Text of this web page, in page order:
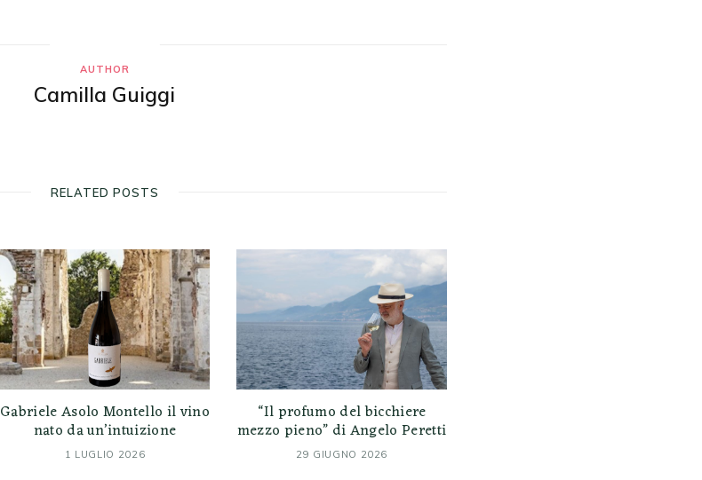
AUTHOR
Camilla Guiggi
RELATED POSTS
Gabriele Asolo Montello il vino
nato da un’intuizione
1 LUGLIO 2026
“Il profumo del bicchiere
mezzo pieno” di Angelo Peretti
29 GIUGNO 2026